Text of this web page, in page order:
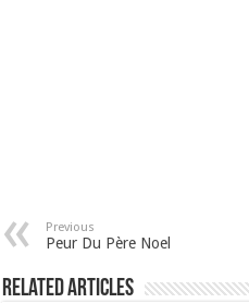
Previous
Peur Du Père Noel
Related Articles